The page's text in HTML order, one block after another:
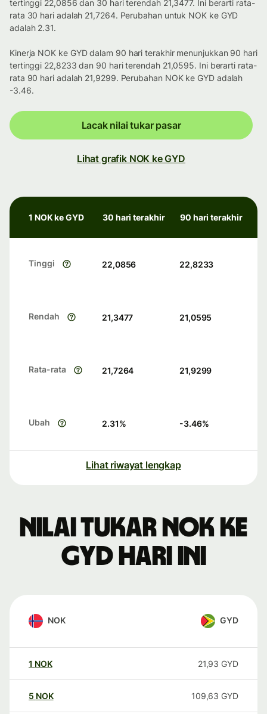
tertinggi 22,0856 dan 30 hari terendah 21,3477. Ini berarti rata-
rata 30 hari adalah 21,7264. Perubahan untuk NOK ke GYD
adalah 2.31.
Kinerja NOK ke GYD dalam 90 hari terakhir menunjukkan 90 hari
tertinggi 22,8233 dan 90 hari terendah 21,0595. Ini berarti rata-
rata 90 hari adalah 21,9299. Perubahan NOK ke GYD adalah
-3.46.
Lacak nilai tukar pasar
Lihat grafik NOK ke GYD
1 NOK ke GYD 30 hari terakhir 90 hari terakhir
Tinggi 22,0856 22,8233
Rendah 21,3477 21,0595
Rata-rata 21,7264 21,9299
Ubah 2.31% -3.46%
Lihat riwayat lengkap
Nilai tukar NOK ke
GYD hari ini
NOK GYD
1 NOK 21,93 GYD
5 NOK 109,63 GYD